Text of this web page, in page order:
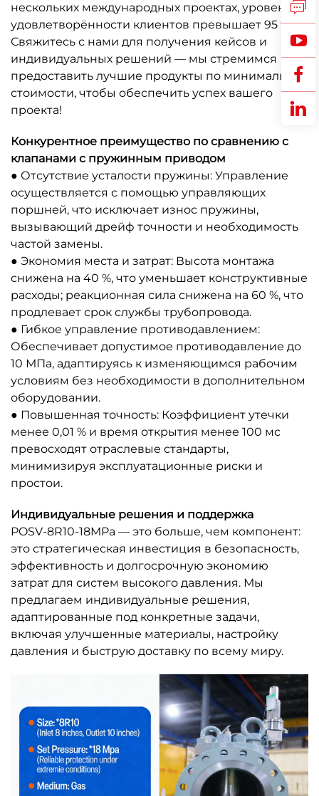
нескольких международных проектах, уровень
удовлетворённости клиентов превышает 95 %.
Свяжитесь с нами для получения кейсов и
индивидуальных решений — мы стремимся
предоставить лучшие продукты по минимальной
стоимости, чтобы обеспечить успех вашего
проекта!
Конкурентное преимущество по сравнению с
клапанами с пружинным приводом
● Отсутствие усталости пружины: Управление
осуществляется с помощью управляющих
поршней, что исключает износ пружины,
вызывающий дрейф точности и необходимость
частой замены.
● Экономия места и затрат: Высота монтажа
снижена на 40 %, что уменьшает конструктивные
расходы; реакционная сила снижена на 60 %, что
продлевает срок службы трубопровода.
● Гибкое управление противодавлением:
Обеспечивает допустимое противодавление до
10 МПа, адаптируясь к изменяющимся рабочим
условиям без необходимости в дополнительном
оборудовании.
● Повышенная точность: Коэффициент утечки
менее 0,01 % и время открытия менее 100 мс
превосходят отраслевые стандарты,
минимизируя эксплуатационные риски и
простои.
Индивидуальные решения и поддержка
POSV-8R10-18MPa — это больше, чем компонент:
это стратегическая инвестиция в безопасность,
эффективность и долгосрочную экономию
затрат для систем высокого давления. Мы
предлагаем индивидуальные решения,
адаптированные под конкретные задачи,
включая улучшенные материалы, настройку
давления и быструю доставку по всему миру.